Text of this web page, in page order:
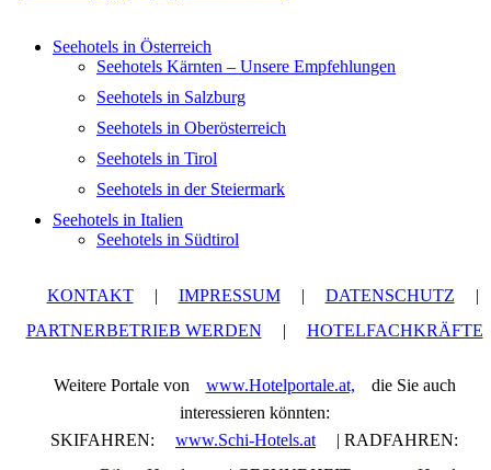
Seehotels in Österreich
Seehotels Kärnten – Unsere Empfehlungen
Seehotels in Salzburg
Seehotels in Oberösterreich
Seehotels in Tirol
Seehotels in der Steiermark
Seehotels in Italien
Seehotels in Südtirol
KONTAKT | IMPRESSUM | DATENSCHUTZ
|
PARTNERBETRIEB WERDEN
| HOTELFACHKRÄFTE
Weitere Portale von www.Hotelportale.at,
die Sie auch
interessieren könnten:
SKIFAHREN:
www.Schi-Hotels.at
| RADFAHREN: